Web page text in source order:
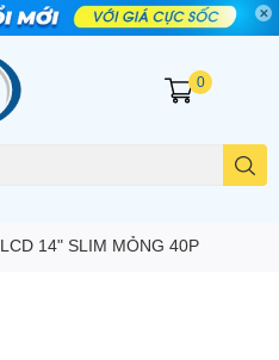
0
LCD 14" SLIM MỎNG 40P